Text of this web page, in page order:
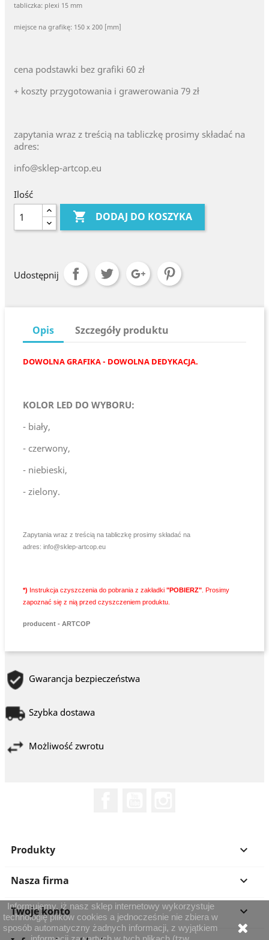
tabliczka: plexi 15 mm
miejsce na grafikę: 150 x 200 [mm]
cena podstawki bez grafiki 60 zł
+ koszty przygotowania i grawerowania 79 zł
zapytania wraz z treścią na tabliczkę prosimy składać na
adres:
info@sklep-artcop.eu
Ilość
 DODAJ DO KOSZYKA
Udostępnij
Opis Szczegóły produktu
DOWOLNA GRAFIKA - DOWOLNA DEDYKACJA.
KOLOR LED DO WYBORU:
- biały,
- czerwony,
- niebieski,
- zielony.
Zapytania wraz z treścią na tabliczkę prosimy składać na
adres: info@sklep-artcop.eu
*) Instrukcja czyszczenia do pobrania z zakładki "POBIERZ" . Prosimy
zapoznać się z nią przed czyszczeniem produktu.
producent - ARTCOP
Gwarancja bezpieczeństwa
Szybka dostawa
Możliwość zwrotu
Produkty 
Nasza firma 
Twoje konto 
Informujemy, iż nasz sklep internetowy wykorzystuje
technologię plików cookies a jednocześnie nie zbiera w
sposób automatyczny żadnych informacji, z wyjątkiem